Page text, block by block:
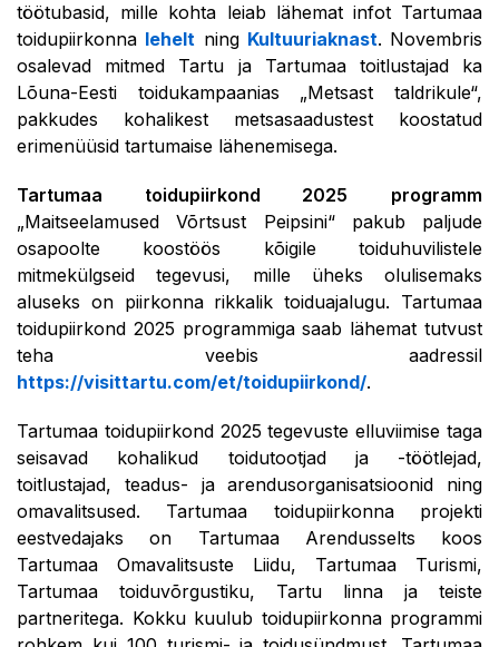
töötubasid, mille kohta leiab lähemat infot Tartumaa
toidupiirkonna lehelt ning Kultuuriaknast. Novembris
osalevad mitmed Tartu ja Tartumaa toitlustajad ka
Lõuna-Eesti toidukampaanias „Metsast taldrikule“,
pakkudes kohalikest metsasaadustest koostatud
erimenüüsid tartumaise lähenemisega.
Tartumaa toidupiirkond 2025
programm
„Maitseelamused Võrtsust Peipsini“ pakub paljude
osapoolte koostöös kõigile toiduhuvilistele
mitmekülgseid tegevusi, mille üheks olulisemaks
aluseks on piirkonna rikkalik toiduajalugu. Tartumaa
toidupiirkond 2025 programmiga saab lähemat tutvust
teha veebis aadressil
https://visittartu.com/et/toidupiirkond/.
Tartumaa toidupiirkond 2025 tegevuste elluviimise taga
seisavad kohalikud toidutootjad ja -töötlejad,
toitlustajad, teadus- ja arendusorganisatsioonid ning
omavalitsused. Tartumaa toidupiirkonna projekti
eestvedajaks on Tartumaa Arendusselts koos
Tartumaa Omavalitsuste Liidu, Tartumaa Turismi,
Tartumaa toiduvõrgustiku, Tartu linna ja teiste
partneritega. Kokku kuulub toidupiirkonna programmi